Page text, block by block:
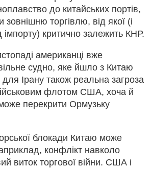
до китайських портів,
зовнішню торгівлю, від якої (і
імпорту) критично залежить КНР.
американці вже
судно, яке йшло з Китаю
для Ірану також реальна загроза
флотом США, хоча й
перекрити Ормузьку
блокади Китаю може
конфлікт навколо
виток торгової війни. США і